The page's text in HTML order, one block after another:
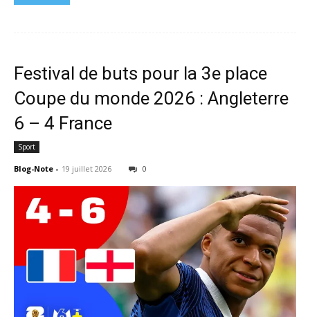
Festival de buts pour la 3e place
Coupe du monde 2026 : Angleterre
6 – 4 France
Sport
Blog-Note - 19 juillet 2026 0